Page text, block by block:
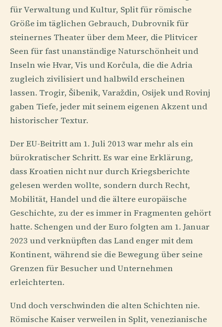
für Verwaltung und Kultur, Split für römische
Größe im täglichen Gebrauch, Dubrovnik für
steinernes Theater über dem Meer, die Plitvicer
Seen für fast unanständige Naturschönheit und
Inseln wie Hvar, Vis und Korčula, die die Adria
zugleich zivilisiert und halbwild erscheinen
lassen. Trogir, Šibenik, Varaždin, Osijek und Rovinj
gaben Tiefe, jeder mit seinem eigenen Akzent und
historischer Textur.
Der EU-Beitritt am 1. Juli 2013 war mehr als ein
bürokratischer Schritt. Es war eine Erklärung,
dass Kroatien nicht nur durch Kriegsberichte
gelesen werden wollte, sondern durch Recht,
Mobilität, Handel und die ältere europäische
Geschichte, zu der es immer in Fragmenten gehört
hatte. Schengen und der Euro folgten am 1. Januar
2023 und verknüpften das Land enger mit dem
Kontinent, während sie die Bewegung über seine
Grenzen für Besucher und Unternehmen
erleichterten.
Und doch verschwinden die alten Schichten nie.
Römische Kaiser verweilen in Split, venezianische